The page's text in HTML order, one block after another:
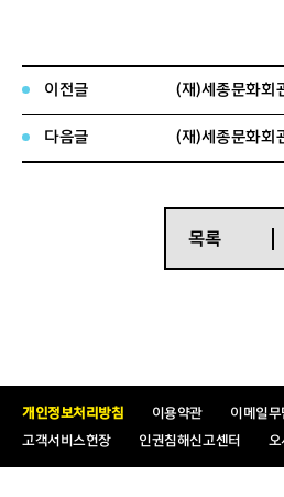
※ 일반음식점 퓨전레스토랑(브런
리식, 베이커리, 버거 등으로전시·
※ 낙찰자의 운영수익에 대하여 우
으며, 응찰자는 입찰 관련사항들을
2. 시설도면
이전글
다음글
목록
개인정보처리방침 이용약관
이메일
고객서비스헌장
인권침해신고센터 오